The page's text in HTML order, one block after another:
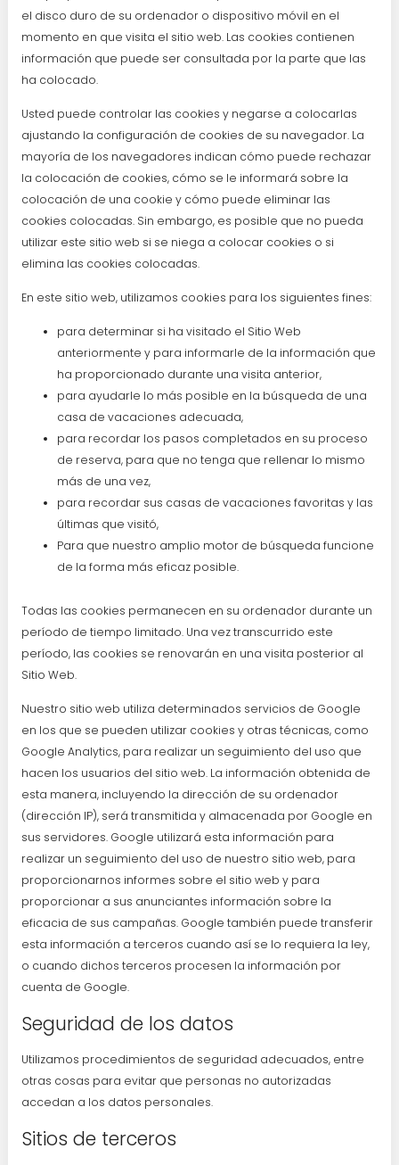
el disco duro de su ordenador o dispositivo móvil en el
momento en que visita el sitio web. Las cookies contienen
información que puede ser consultada por la parte que las
ha colocado.
Usted puede controlar las cookies y negarse a colocarlas
ajustando la configuración de cookies de su navegador. La
mayoría de los navegadores indican cómo puede rechazar
la colocación de cookies, cómo se le informará sobre la
colocación de una cookie y cómo puede eliminar las
cookies colocadas. Sin embargo, es posible que no pueda
utilizar este sitio web si se niega a colocar cookies o si
elimina las cookies colocadas.
En este sitio web, utilizamos cookies para los siguientes fines:
para determinar si ha visitado el Sitio Web
anteriormente y para informarle de la información que
ha proporcionado durante una visita anterior,
para ayudarle lo más posible en la búsqueda de una
casa de vacaciones adecuada,
para recordar los pasos completados en su proceso
de reserva, para que no tenga que rellenar lo mismo
más de una vez,
para recordar sus casas de vacaciones favoritas y las
últimas que visitó,
Para que nuestro amplio motor de búsqueda funcione
de la forma más eficaz posible.
Todas las cookies permanecen en su ordenador durante un
período de tiempo limitado. Una vez transcurrido este
período, las cookies se renovarán en una visita posterior al
Sitio Web.
Nuestro sitio web utiliza determinados servicios de Google
en los que se pueden utilizar cookies y otras técnicas, como
Google Analytics, para realizar un seguimiento del uso que
hacen los usuarios del sitio web. La información obtenida de
esta manera, incluyendo la dirección de su ordenador
(dirección IP), será transmitida y almacenada por Google en
sus servidores. Google utilizará esta información para
realizar un seguimiento del uso de nuestro sitio web, para
proporcionarnos informes sobre el sitio web y para
proporcionar a sus anunciantes información sobre la
eficacia de sus campañas. Google también puede transferir
esta información a terceros cuando así se lo requiera la ley,
o cuando dichos terceros procesen la información por
cuenta de Google.
Seguridad de los datos
Utilizamos procedimientos de seguridad adecuados, entre
otras cosas para evitar que personas no autorizadas
accedan a los datos personales.
Sitios de terceros